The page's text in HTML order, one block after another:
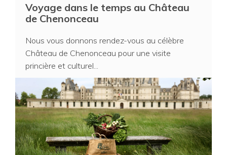
Voyage dans le temps au Château
de Chenonceau
Nous vous donnons rendez-vous au célèbre
Château de Chenonceau pour une visite
princière et culturel...